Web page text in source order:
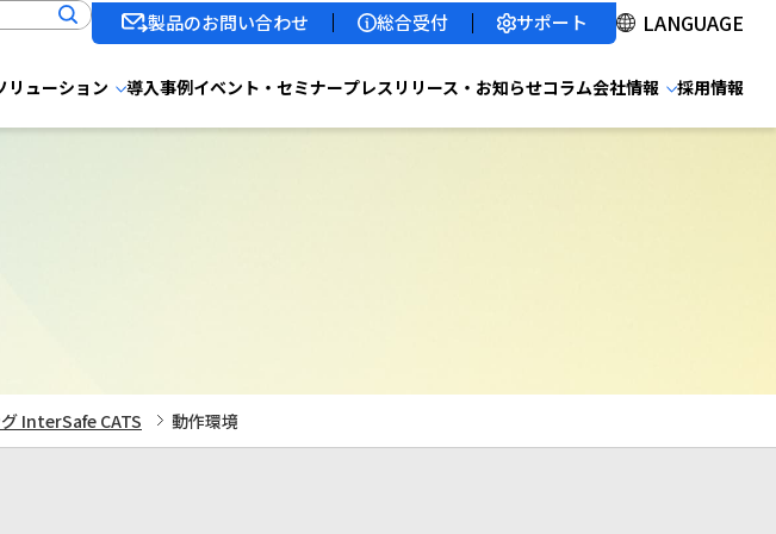
製品のお問い合わせ 総合受付 サポート
リューション 導入事例イベント・セミナープレスリリース・お知らせコラム会社情報 採用情報
InterSafe CATS 動作環境